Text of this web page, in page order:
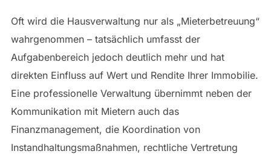
Oft wird die Hausverwaltung nur als „Mieterbetreuung“
wahrgenommen – tatsächlich umfasst der
Aufgabenbereich jedoch deutlich mehr und hat
direkten Einfluss auf Wert und Rendite Ihrer Immobilie.
Eine professionelle Verwaltung übernimmt neben der
Kommunikation mit Mietern auch das
Finanzmanagement, die Koordination von
Instandhaltungsmaßnahmen, rechtliche Vertretung